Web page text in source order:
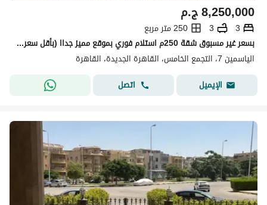
ج.م8,250,000
3
3
250 متر مربع
بسعر غير مسبوق شقة 250م استلام فوري بموقع مميز جداا (بأقل سعر في الماركت )
الياسمين 7، التجمع الخامس، القاهرة الجديدة، القاهرة
الإيميل
اتصل